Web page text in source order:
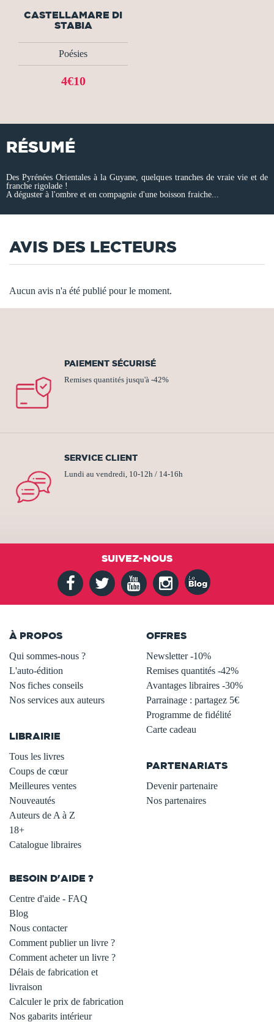
CASTELLAMARE DI
STABIA
Poésies
4€10
RÉSUMÉ
Des Pyrénées Orientales à la Guyane, quelques tranches de vraie vie et de
franche rigolade !
A déguster à l'ombre et en compagnie d'une boisson fraiche...
AVIS DES LECTEURS
Aucun avis n'a été publié pour le moment.
PAIEMENT SÉCURISÉ
Remises quantités jusqu'à -42%
SERVICE CLIENT
Lundi au vendredi, 10-12h / 14-16h
SUIVEZ-NOUS
À PROPOS
Qui sommes-nous ?
L'auto-édition
Nos fiches conseils
Nos services aux auteurs
LIBRAIRIE
Tous les livres
Coups de cœur
Meilleures ventes
Nouveautés
Auteurs de A à Z
18+
Catalogue libraires
OFFRES
Newsletter -10%
Remises quantités -42%
Avantages libraires -30%
Parrainage : partagez 5€
Programme de fidélité
Carte cadeau
PARTENARIATS
Devenir partenaire
Nos partenaires
BESOIN D'AIDE ?
Centre d'aide - FAQ
Blog
Nous contacter
Comment publier un livre ?
Comment acheter un livre ?
Délais de fabrication et
livraison
Calculer le prix de fabrication
Nos gabarits intérieur